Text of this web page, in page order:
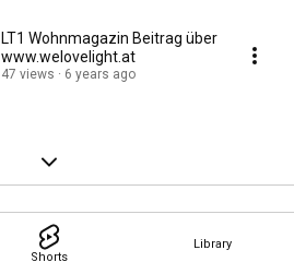
Shorts
Library
LT1 Wohnmagazin Beitrag über
www.welovelight.at
47 views 6 years ago